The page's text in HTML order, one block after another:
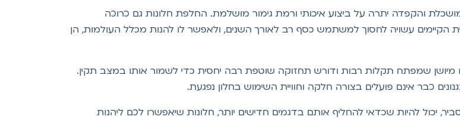
והקפדה יתרה על ביצוע איכותי ורמת גימור מושלמת. החלפת חלונות גם כרוכה
עשויה לחסוך למשתמש כסף רב לאורך השנים, ולאפשר לו להנות מכלל העולמות, הן
שמפתח תקלות רבות ודורש תחזוקה שוטפת רבה יחסית כדי לשמור אותו במצב תקין.
כבר אינם פועלים בצורה חלקה וחוויית השימוש בחלון נפגעת.
יכול להיות שכדאי להחליף אותם בדגמים חדישים יותר, חלונות שיאפשרו לכם ליהנות